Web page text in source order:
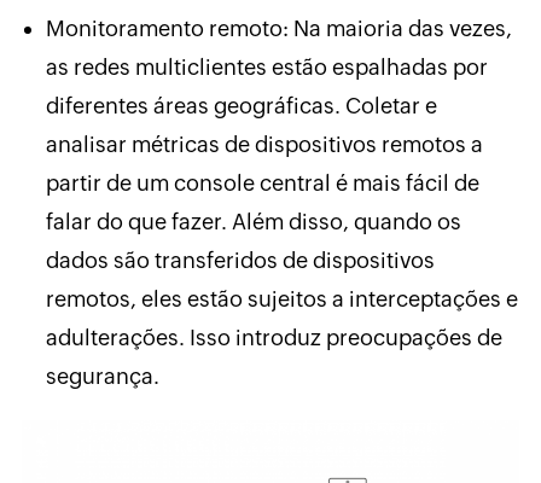
Monitoramento remoto: Na maioria das vezes,
as redes multiclientes estão espalhadas por
diferentes áreas geográficas. Coletar e
analisar métricas de dispositivos remotos a
partir de um console central é mais fácil de
falar do que fazer. Além disso, quando os
dados são transferidos de dispositivos
remotos, eles estão sujeitos a interceptações e
adulterações. Isso introduz preocupações de
segurança.